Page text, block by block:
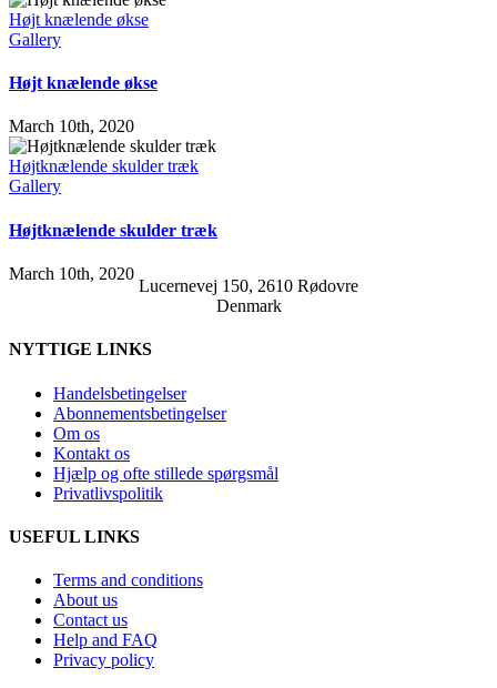
Højt knælende økse
Gallery
Højt knælende økse
March 10th, 2020
Højtknælende skulder træk
Gallery
Højtknælende skulder træk
March 10th, 2020
Lucernevej 150, 2610 Rødovre
Denmark
NYTTIGE LINKS
Handelsbetingelser
Abonnementsbetingelser
Om os
Kontakt os
Hjælp og ofte stillede spørgsmål
Privatlivspolitik
USEFUL LINKS
Terms and conditions
About us
Contact us
Help and FAQ
Privacy policy